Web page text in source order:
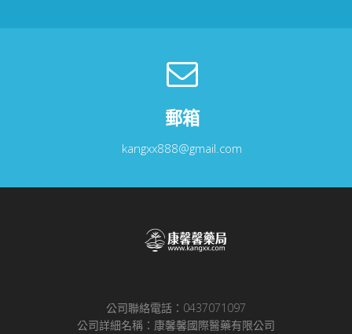
郵箱
kangxx888@gmail.com
公司聯絡電話：0437071097
公司詳細名稱：康馨馨國際醫藥有限公司